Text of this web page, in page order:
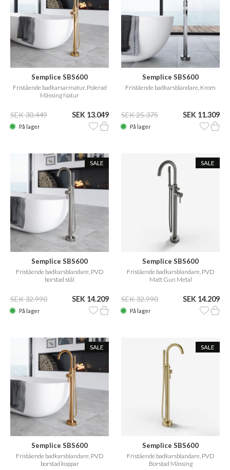
Semplice SBS600
Fristående badkarsarmatur, Polerad
Mässing Natur
SEK 30.449 SEK 13.049
På lager
Semplice SBS600
Fristående badkarsblandare, Krom
SEK 25.375 SEK 11.309
På lager
SALE
Semplice SBS600
Fristående badkarsblandare, PVD
borstad stål
SEK 32.990 SEK 14.209
På lager
SALE
Semplice SBS600
Fristående badkarsblandare, PVD
Matt Gun Metal
SEK 32.990 SEK 14.209
På lager
SALE
Semplice SBS600
Fristående badkarsblandare, PVD
borstad koppar
SALE
Semplice SBS600
Fristående badkarsblandare, PVD
Borstad Mässing